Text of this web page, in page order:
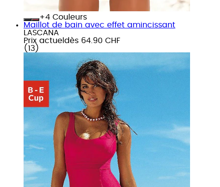
+
Couleurs
Maillot de bain avec effet amincissant
LASCANA
Prix actuel dès 64.90 CHF
( 13 )